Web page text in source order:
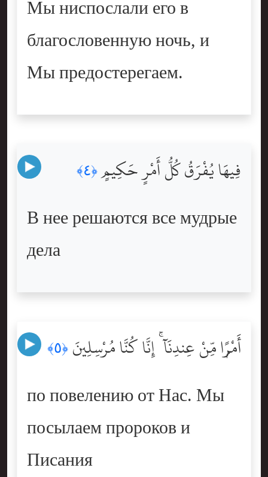
Мы ниспослали его в
благословенную ночь, и
Мы предостерегаем.
فِيهَا يُفْرَقُ كُلُّ أَمْرٍ حَكِيمٍ﴿٤﴾
В нее решаются все мудрые
дела
أَمْرًۭا مِّنْ عِندِنَآ ۚ إِنَّا كُنَّا مُرْسِلِينَ ﴿٥﴾
по повелению от Нас. Мы
посылаем пророков и
Писания